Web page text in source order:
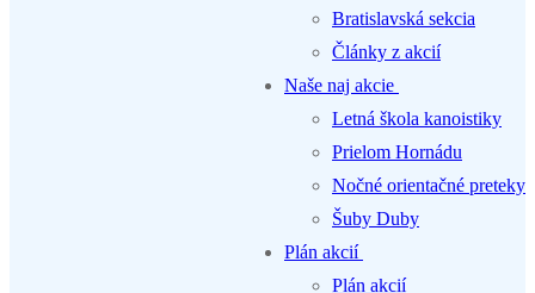
Bratislavská sekcia
Články z akcií
Naše naj akcie
Letná škola kanoistiky
Prielom Hornádu
Nočné orientačné preteky
Šuby Duby
Plán akcií
Plán akcií